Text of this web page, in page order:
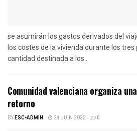
se asumirán los gastos derivados del
los costes de la vivienda durante los
cantidad destinada a los...
Comunidad valenciana organiza
retorno
BYESC-ADMIN 24 JUIN 2022 0